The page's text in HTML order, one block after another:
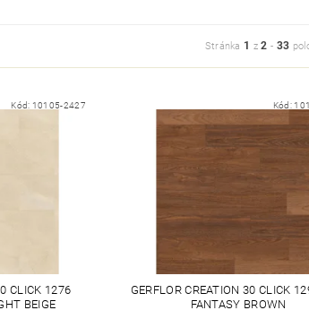
Stránka 1 z2 - 33
Kód: 10105-2427
CLICK 1276
BEIGE
Kód:
GERFLOR CREATION 30 CLICK
FANTASY BROWN